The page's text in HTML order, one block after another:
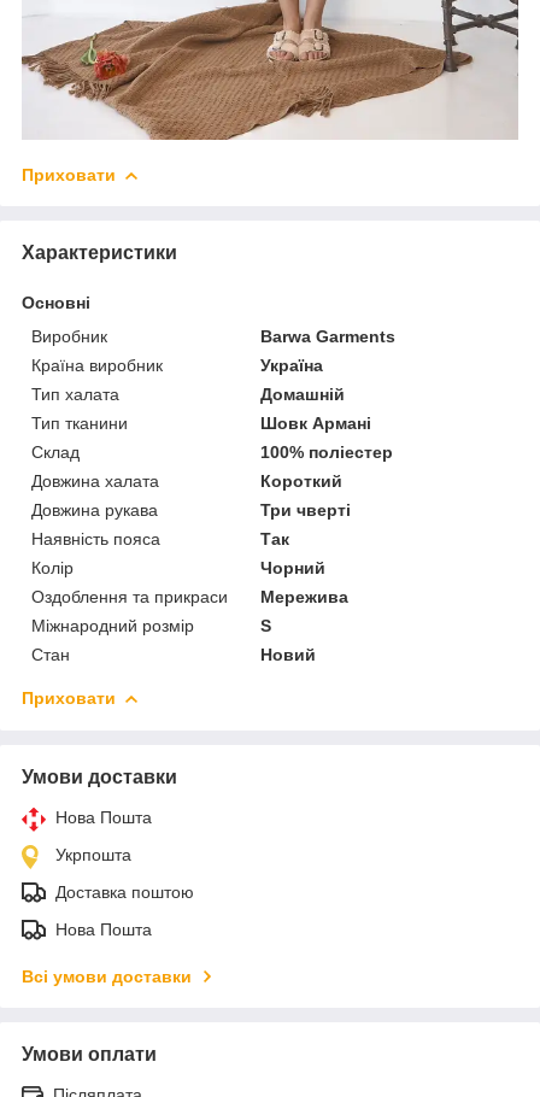
Приховати
Характеристики
Основні
Виробник
Barwa Garments
Країна виробник
Україна
Тип халата
Домашній
Тип тканини
Шовк Армані
Склад
100% поліестер
Довжина халата
Короткий
Довжина рукава
Три чверті
Наявність пояса
Так
Колір
Чорний
Оздоблення та прикраси
Мережива
Міжнародний розмір
S
Стан
Новий
Приховати
Умови доставки
Нова Пошта
Укрпошта
Доставка поштою
Нова Пошта
Всі умови доставки
Умови оплати